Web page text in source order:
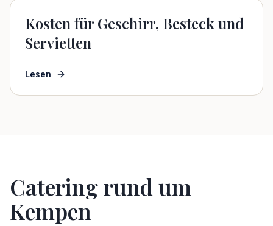
Kosten für Geschirr, Besteck und
Servietten
Lesen
Catering rund um
Kempen